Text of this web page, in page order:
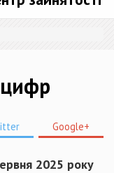
Google+
2025 року